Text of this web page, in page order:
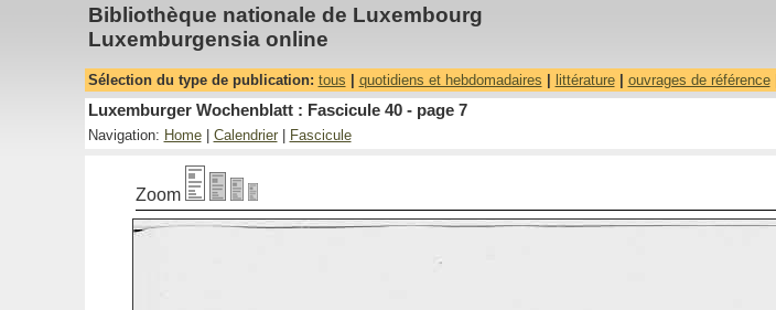
Bibliothèque nationale de Luxembourg
Luxemburgensia online
Sélection du type de publication: tous quotidiens et hebdomadaires littérature| ouvrages de référence|
Luxemburger Wochenblatt : Fascicule 40 - page 7
Navigation: Home| Calendrier| Fascicule
Zoom